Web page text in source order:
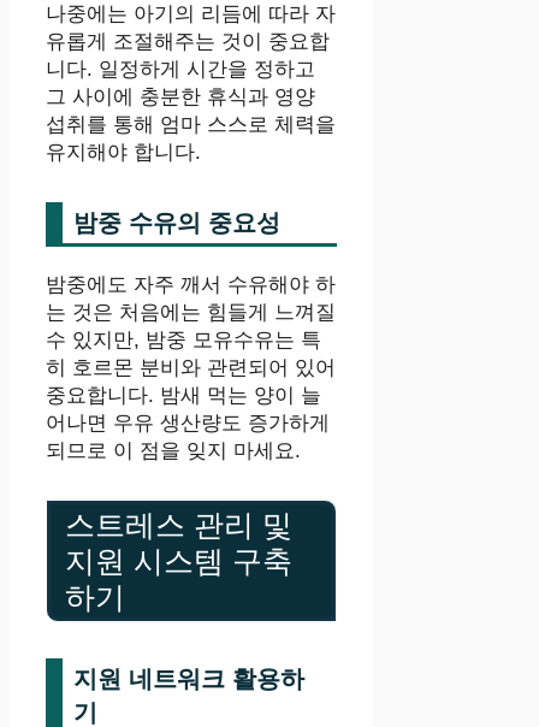
나중에는 아기의 리듬에 따라 자
유롭게 조절해주는 것이 중요합
니다. 일정하게 시간을 정하고
그 사이에 충분한 휴식과 영양
섭취를 통해 엄마 스스로 체력을
유지해야 합니다.
밤중 수유의 중요성
밤중에도 자주 깨서 수유해야 하
는 것은 처음에는 힘들게 느껴질
수 있지만, 밤중 모유수유는 특
히 호르몬 분비와 관련되어 있어
중요합니다. 밤새 먹는 양이 늘
어나면 우유 생산량도 증가하게
되므로 이 점을 잊지 마세요.
스트레스 관리 및
지원 시스템 구축
하기
지원 네트워크 활용하
기